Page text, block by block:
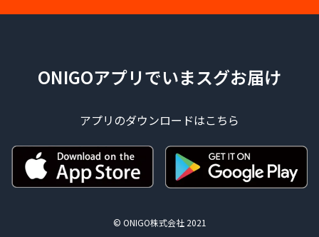
ONIGOアプリでいまスグお届け
アプリのダウンロードはこちら
© ONIGO株式会社 2021